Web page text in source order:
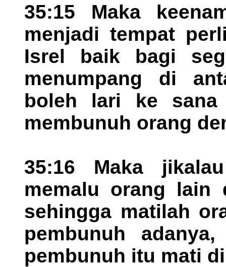
35:15 Maka
menjadi tempat
Isrel baik bagi
menumpang di
boleh lari ke sana
membunuh orang
35:16 Maka
memalu orang lain
sehingga matilah
pembunuh
pembunuh itu mati